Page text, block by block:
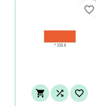
  
favorite_border